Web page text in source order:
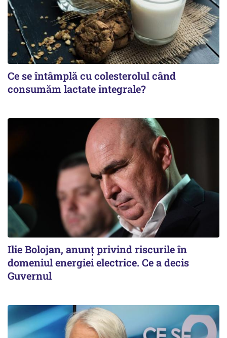
Ce se întâmplă cu colesterolul când
consumăm lactate integrale?
Ilie Bolojan, anunț privind riscurile în
domeniul energiei electrice. Ce a decis
Guvernul